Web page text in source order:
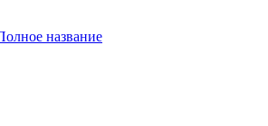
название